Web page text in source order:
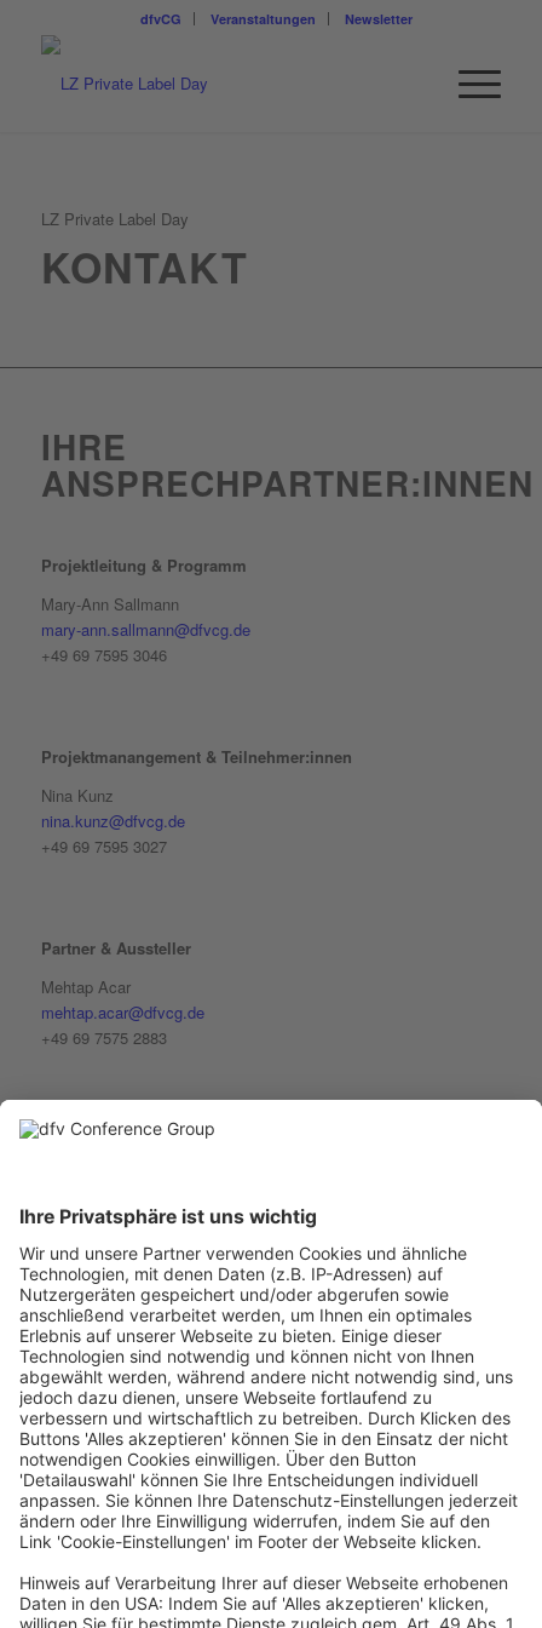
dfvCG Veranstaltungen Newsletter
LZ Private Label Day
KONTAKT
IHRE
ANSPRECHPARTNER:INNEN
Projektleitung & Programm
Mary-Ann Sallmann
mary-ann.sallmann@dfvcg.de
+49 69 7595 3046
Projektmanangement & Teilnehmer:innen
Nina Kunz
nina.kunz@dfvcg.de
+49 69 7595 3027
Partner & Aussteller
Mehtap Acar
mehtap.acar@dfvcg.de
+49 69 7575 2883
Marketing & Social Media
philipp.zymolka@dfvcg.de
+49 69 7575 3014
VERANSTALTER
dfv Conference Group GmbH
Ein Unternehmen der dfv Mediengruppe
Mainzer Landstraße 251